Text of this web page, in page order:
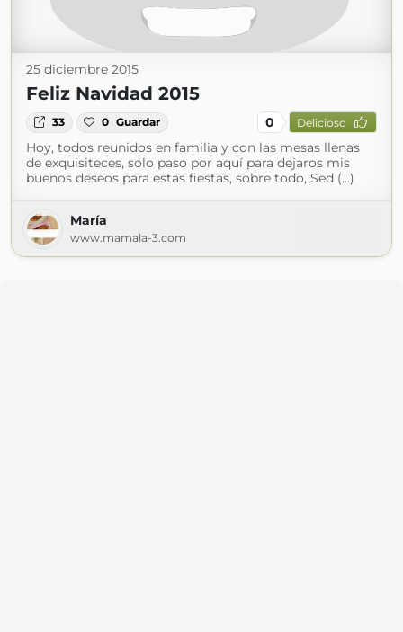
25 diciembre 2015
Feliz Navidad 2015
33 0 Guardar 0 Delicioso
Hoy, todos reunidos en familia y con las mesas llenas
de exquisiteces, solo paso por aquí para dejaros mis
buenos deseos para estas fiestas, sobre todo, Sed (...)
María
www.mamala-3.com